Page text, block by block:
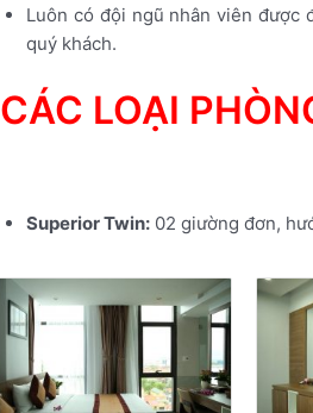
Luôn có đội ngũ nhân viên được
quý khách.
CÁC LOẠI
Superior Twin: 02 giường đơn,